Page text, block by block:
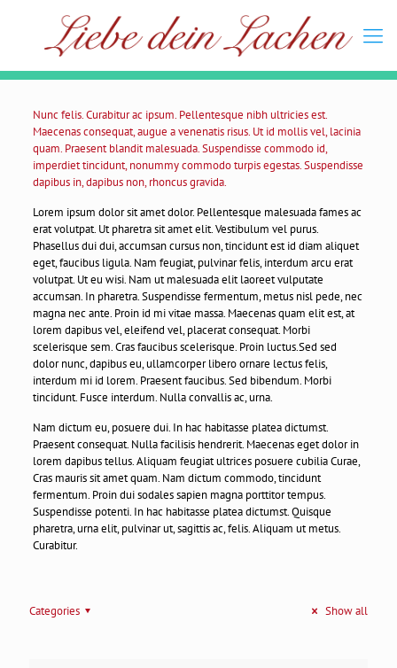
Nunc felis. Curabitur ac ipsum. Pellentesque nibh ultricies est.
Maecenas consequat, augue a venenatis risus. Ut id mollis vel, lacinia
quam. Praesent blandit malesuada. Suspendisse commodo id,
imperdiet tincidunt, nonummy commodo turpis egestas. Suspendisse
dapibus in, dapibus non, rhoncus gravida.
Lorem ipsum dolor sit amet dolor. Pellentesque malesuada fames ac
erat volutpat. Ut pharetra sit amet elit. Vestibulum vel purus.
Phasellus dui dui, accumsan cursus non, tincidunt est id diam aliquet
eget, faucibus ligula. Nam feugiat, pulvinar felis, interdum arcu erat
volutpat. Ut eu wisi. Nam ut malesuada elit laoreet vulputate
accumsan. In pharetra. Suspendisse fermentum, metus nisl pede, nec
magna nec ante. Proin id mi vitae massa. Maecenas quam elit est, at
lorem dapibus vel, eleifend vel, placerat consequat. Morbi
scelerisque sem. Cras faucibus scelerisque. Proin luctus.Sed sed
dolor nunc, dapibus eu, ullamcorper libero ornare lectus felis,
interdum mi id lorem. Praesent faucibus. Sed bibendum. Morbi
tincidunt. Fusce interdum. Nulla convallis ac, urna.
Nam dictum eu, posuere dui. In hac habitasse platea dictumst.
Praesent consequat. Nulla facilisis hendrerit. Maecenas eget dolor in
lorem dapibus tellus. Aliquam feugiat ultrices posuere cubilia Curae,
Cras mauris sit amet quam. Nam dictum commodo, tincidunt
fermentum. Proin dui sodales sapien magna porttitor tempus.
Suspendisse potenti. In hac habitasse platea dictumst. Quisque
pharetra, urna elit, pulvinar ut, sagittis ac, felis. Aliquam ut metus.
Curabitur.
Categories Show all